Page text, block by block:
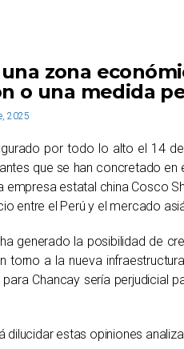
zona
o una medida
2025
por todo lo alto el 14
que se han concretado
estatal china Cosco
entre el Perú y el mercado
generado la posibilidad de
torno a la nueva
Chancay sería perjudicial
dilucidar estas opiniones